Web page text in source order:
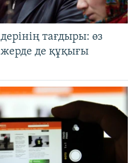
тағдыры: өз
де құқығы